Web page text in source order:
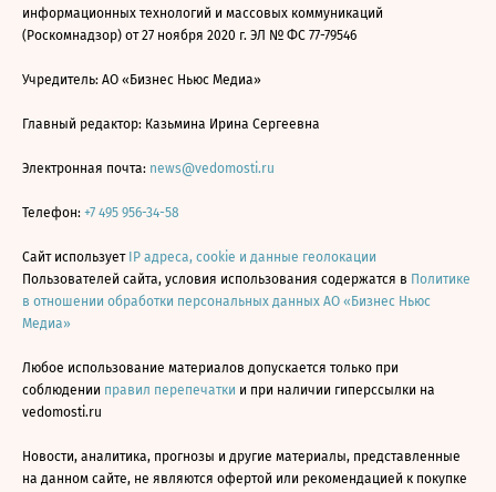
информационных технологий и массовых коммуникаций
(Роскомнадзор) от 27 ноября 2020 г. ЭЛ № ФС 77-79546
Учредитель: АО «Бизнес Ньюс Медиа»
Главный редактор: Казьмина Ирина Сергеевна
Электронная почта: news@vedomosti.ru
Телефон: +7 495 956-34-58
Сайт использует IP адреса, cookie и данные геолокации
Пользователей сайта, условия использования содержатся в Политике
в отношении обработки персональных данных АО «Бизнес Ньюс
Медиа»
Любое использование материалов допускается только при
соблюдении правил перепечатки и при наличии гиперссылки на
vedomosti.ru
Новости, аналитика, прогнозы и другие материалы, представленные
на данном сайте, не являются офертой или рекомендацией к покупке